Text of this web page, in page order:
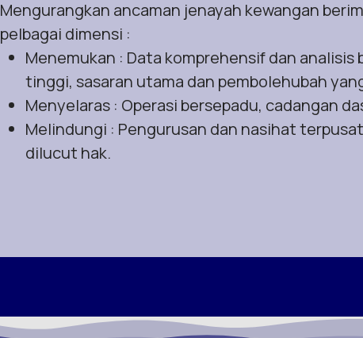
Mengurangkan ancaman jenayah kewangan
pelbagai dimensi :
Menemukan : Data komprehensif dan
tinggi, sasaran utama dan pembolehubah
Menyelaras : Operasi bersepadu, cadangan
Melindungi : Pengurusan dan nasihat
dilucut hak.